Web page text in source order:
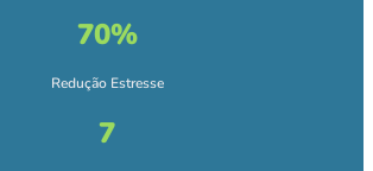
70%
Redução Estresse
7